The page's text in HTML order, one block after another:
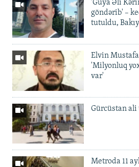
'Guya Əli
göndərib' –
tutuldu,
Elvin
'Milyonluq
var'
Gürcüstan
Metroda 11